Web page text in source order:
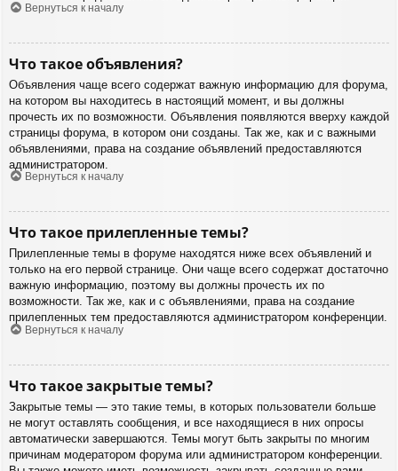
Вернуться к началу
Что такое объявления?
Объявления чаще всего содержат важную информацию для форума,
на котором вы находитесь в настоящий момент, и вы должны
прочесть их по возможности. Объявления появляются вверху каждой
страницы форума, в котором они созданы. Так же, как и с важными
объявлениями, права на создание объявлений предоставляются
администратором.
Вернуться к началу
Что такое прилепленные темы?
Прилепленные темы в форуме находятся ниже всех объявлений и
только на его первой странице. Они чаще всего содержат достаточно
важную информацию, поэтому вы должны прочесть их по
возможности. Так же, как и с объявлениями, права на создание
прилепленных тем предоставляются администратором конференции.
Вернуться к началу
Что такое закрытые темы?
Закрытые темы — это такие темы, в которых пользователи больше
не могут оставлять сообщения, и все находящиеся в них опросы
автоматически завершаются. Темы могут быть закрыты по многим
причинам модератором форума или администратором конференции.